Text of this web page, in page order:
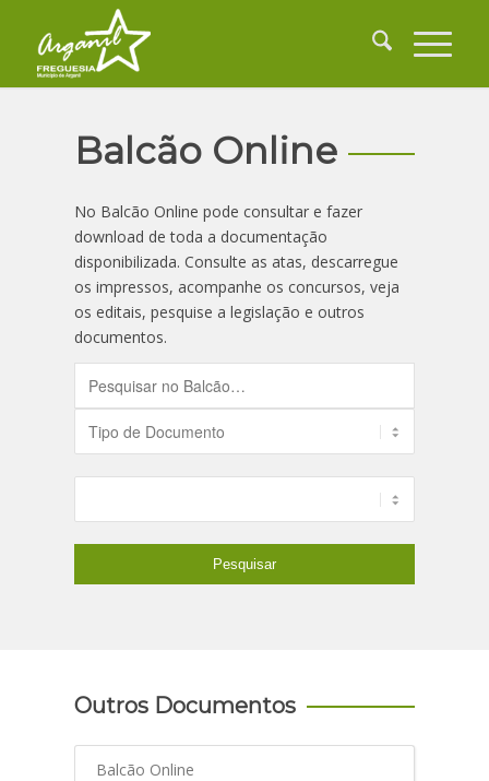
Balcão Online
No Balcão Online pode consultar e fazer
download de toda a documentação
disponibilizada. Consulte as atas, descarregue
os impressos, acompanhe os concursos, veja
os editais, pesquise a legislação e outros
documentos.
Outros Documentos
Balcão Online